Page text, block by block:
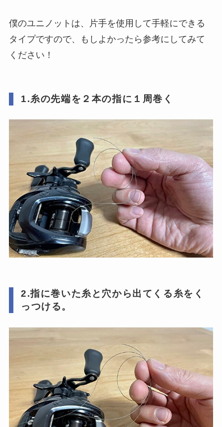
僕のユニノットは、片手を使用して手軽にできる
タイプですので、もしよかったら参考にしてみて
ください！
1.糸の先端を２本の指に１周巻く
2.指に巻いた糸と 穴から出てくる糸をく
っつける。